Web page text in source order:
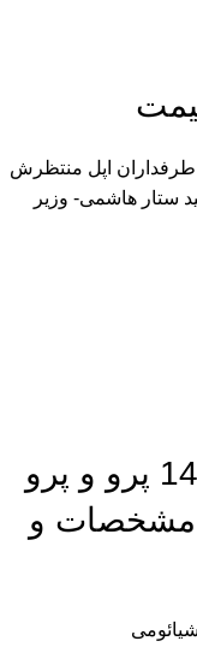
طرفداران اپل منتظرش
ستار هاشمی- وزیر
بررسی جامع ردمی نوت 14 پرو و پرو
مشخصات و